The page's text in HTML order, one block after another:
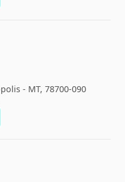
- MT, 78700-090